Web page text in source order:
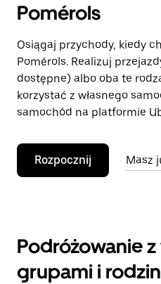
Pomérols
Osiągaj przychody, kiedy
Pomérols. Realizuj
dostępne) albo oba te
korzystać z własnego
samochód na platformie
Rozpocznij Masz
Podróżowanie
grupami i